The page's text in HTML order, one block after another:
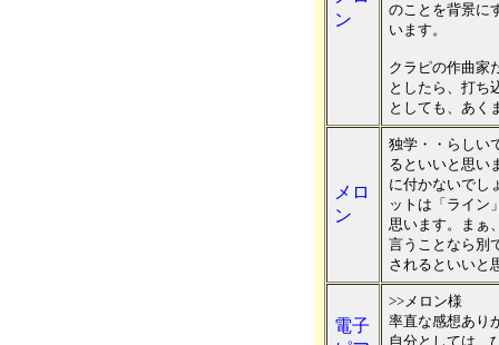
ン
のことを背景に
います。
クラピの作曲家
としたら、打ち
としても、あく
メロ
ン
独学・・らしい
るといいと思い
に付かないでし
ットは「ライン
思います。まぁ
言うことなら別
されるといいと
電子
>>メロン様
率直な感想あり
自分としては、